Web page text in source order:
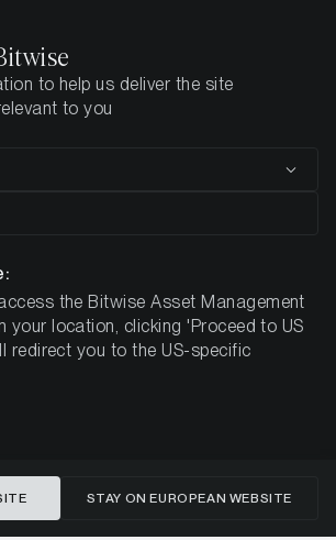
zur
ETCs in
Behandlung von Crypto ETCs
(BMF) hat am 10. Mai 2022
Währungen und von sonstigen
to help us deliver the site
to you
the Bitwise Asset Management
your location, clicking 'Proceed to US
redirect you to the US-specific
STAY ON EUROPEAN WEBSITE